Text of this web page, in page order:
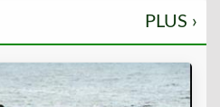
PLUS ›